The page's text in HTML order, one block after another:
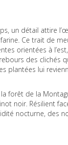
un détail attire
Ce trait de
orientées à
des clichés
plantées lui
forêt de la
noir. Résilient
nocturne, des